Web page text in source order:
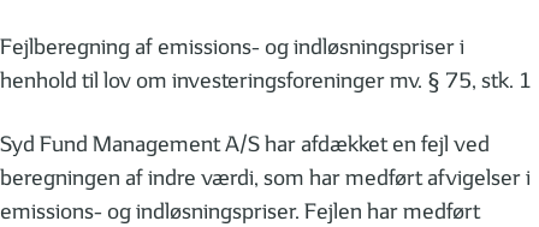
Fejlberegning af emissions- og indløsningspriser i
henhold til lov om investeringsforeninger mv. § 75, stk. 1
Syd Fund Management A/S har afdækket en fejl ved
beregningen af indre værdi, som har medført afvigelser i
emissions- og indløsningspriser. Fejlen har medført